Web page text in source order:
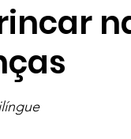
Colégio Franco |